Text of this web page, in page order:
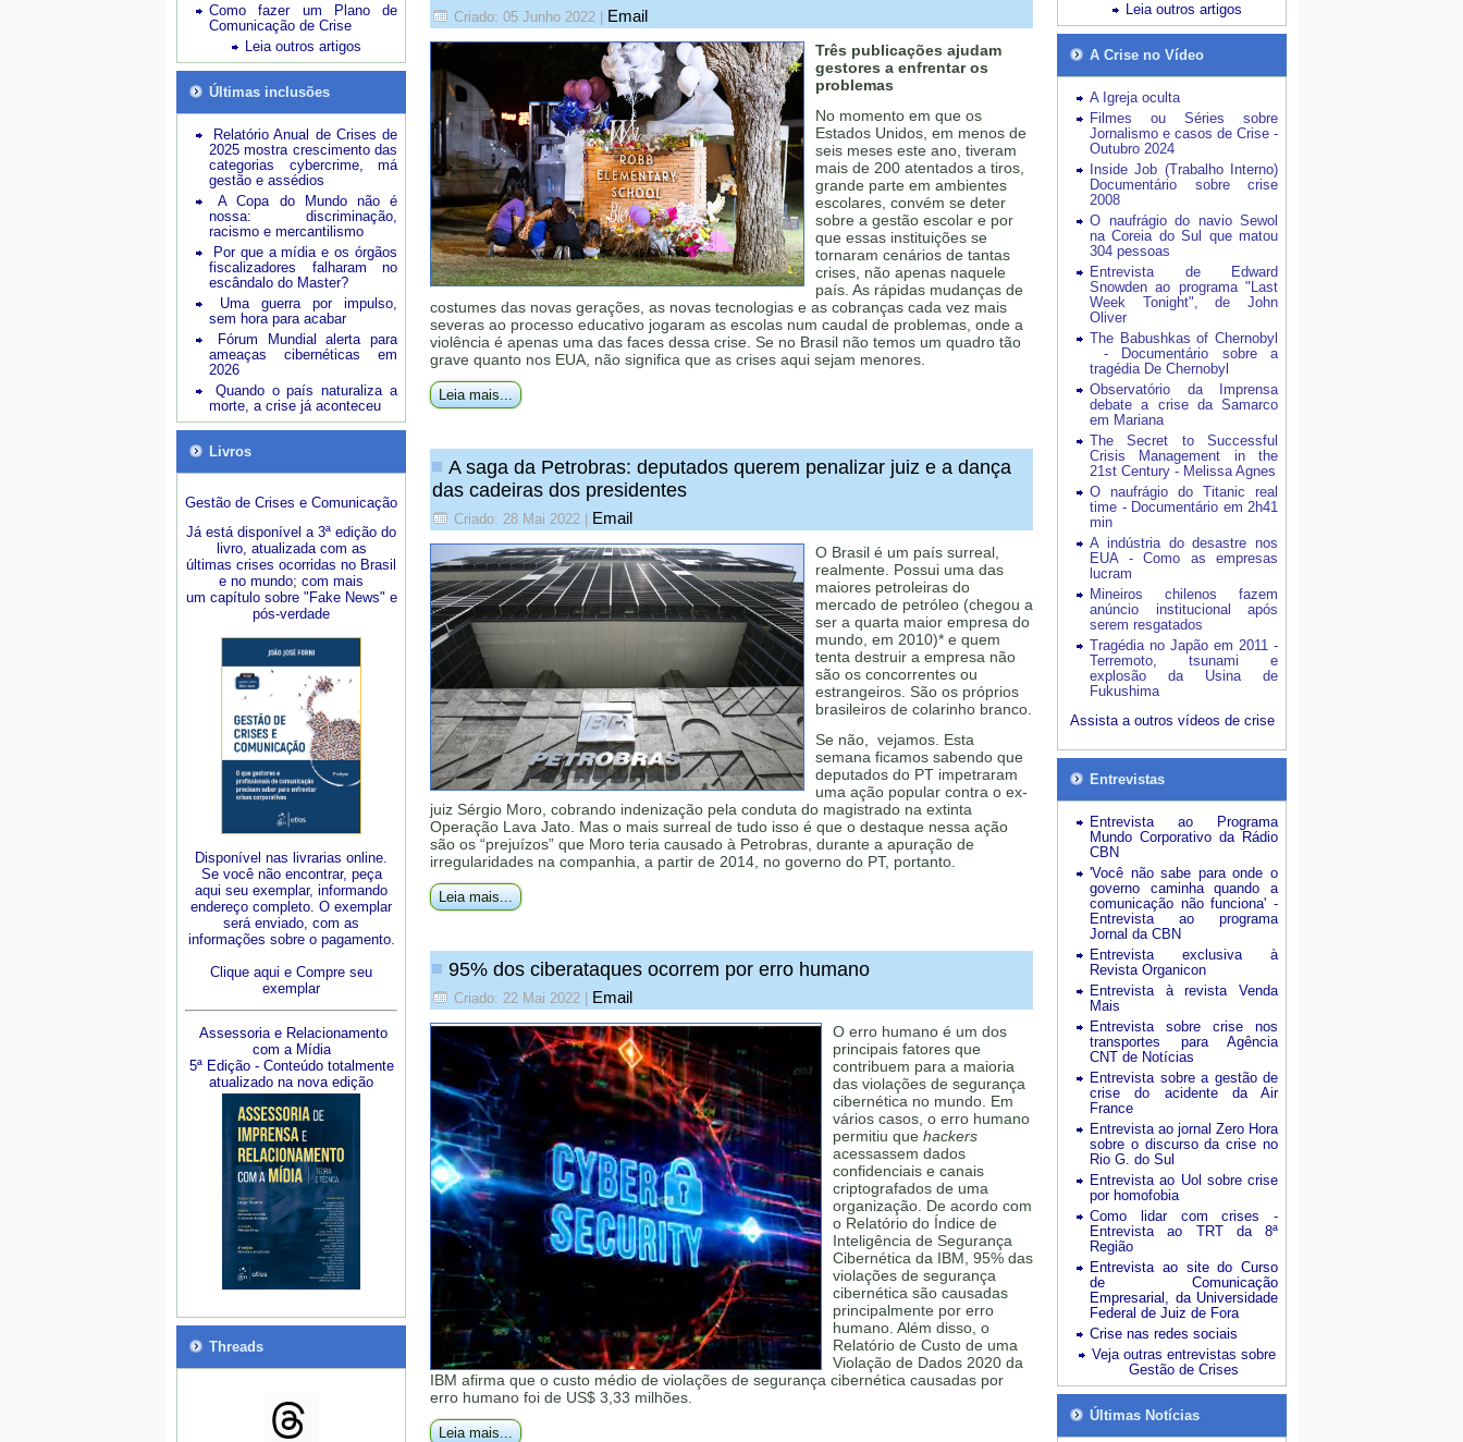
Como fazer um Plano de
Comunicação de Crise
Leia outros artigos
Últimas inclusões
Relatório Anual de Crises de
2025 mostra crescimento das
categorias cybercrime, má
gestão e assédios
A Copa do Mundo não é
nossa: discriminação,
racismo e mercantilismo
Por que a mídia e os órgãos
fiscalizadores falharam no
escândalo do Master?
Uma guerra por impulso,
sem hora para acabar
Fórum Mundial alerta para
ameaças cibernéticas em
2026
Quando o país naturaliza a
morte, a crise já aconteceu
Livros
Gestão de Crises e Comunicação
Já está disponível a 3ª edição do
livro, atualizada com as
últimas crises ocorridas no Brasil
e no mundo; com mais
um capítulo sobre "Fake News" e
pós-verdade
Disponível nas livrarias online.
Se você não encontrar, peça
aqui seu exemplar, informando
endereço completo. O exemplar
será enviado, com as
informações sobre o pagamento.
Clique aqui e Compre seu
exemplar
Assessoria e Relacionamento
com a Mídia
5ª Edição - Conteúdo totalmente
atualizado na nova edição
Threads
Criado: 05 Junho 2022 Email
Três publicações ajudam
gestores a enfrentar os
problemas
No momento em que os
Estados Unidos, em menos de
seis meses este ano, tiveram
mais de 200 atentados a tiros,
grande parte em ambientes
escolares, convém se deter
sobre a gestão escolar e por
que essas instituições se
tornaram cenários de tantas
crises, não apenas naquele
país. As rápidas mudanças de
costumes das novas gerações, as novas tecnologias e as cobranças cada vez mais
severas ao processo educativo jogaram as escolas num caudal de problemas, onde a
violência é apenas uma das faces dessa crise. Se no Brasil não temos um quadro tão
grave quanto nos EUA, não significa que as crises aqui sejam menores.
Leia mais...
A saga da Petrobras: deputados querem penalizar juiz e a dança
das cadeiras dos presidentes
Criado: 28 Mai 2022 Email
O Brasil é um país surreal,
realmente. Possui uma das
maiores petroleiras do
mercado de petróleo (chegou a
ser a quarta maior empresa do
mundo, em 2010)* e quem
tenta destruir a empresa não
são os concorrentes ou
estrangeiros. São os próprios
brasileiros de colarinho branco.
Se não, vejamos. Esta
semana ficamos sabendo que
deputados do PT impetraram
uma ação popular contra o ex-
juiz Sérgio Moro, cobrando indenização pela conduta do magistrado na extinta
Operação Lava Jato. Mas o mais surreal de tudo isso é que o destaque nessa ação
são os “prejuízos” que Moro teria causado à Petrobras, durante a apuração de
irregularidades na companhia, a partir de 2014, no governo do PT, portanto.
Leia mais...
95% dos ciberataques ocorrem por erro humano
Criado: 22 Mai 2022 Email
O erro humano é um dos
principais fatores que
contribuem para a maioria
das violações de segurança
cibernética no mundo. Em
vários casos, o erro humano
permitiu que hackers
acessassem dados
confidenciais e canais
criptografados de uma
organização. De acordo com
o Relatório do Índice de
Inteligência de Segurança
Cibernética da IBM, 95% das
violações de segurança
cibernética são causadas
principalmente por erro
humano. Além disso, o
Relatório de Custo de uma
Violação de Dados 2020 da
IBM afirma que o custo médio de violações de segurança cibernética causadas por
erro humano foi de US$ 3,33 milhões.
Leia mais...
Leia outros artigos
A Crise no Vídeo
A Igreja oculta
Filmes ou Séries sobre
Jornalismo e casos de Crise -
Outubro 2024
Inside Job (Trabalho Interno)
Documentário sobre crise
2008
O naufrágio do navio Sewol
na Coreia do Sul que matou
304 pessoas
Entrevista de Edward
Snowden ao programa "Last
Week Tonight", de John
Oliver
The Babushkas of Chernobyl
- Documentário sobre a
tragédia De Chernobyl
Observatório da Imprensa
debate a crise da Samarco
em Mariana
The Secret to Successful
Crisis Management in the
21st Century - Melissa Agnes
O naufrágio do Titanic real
time - Documentário em 2h41
min
A indústria do desastre nos
EUA - Como as empresas
lucram
Mineiros chilenos fazem
anúncio institucional após
serem resgatados
Tragédia no Japão em 2011 -
Terremoto, tsunami e
explosão da Usina de
Fukushima
Assista a outros vídeos de crise
Entrevistas
Entrevista ao Programa
Mundo Corporativo da Rádio
CBN
'Você não sabe para onde o
governo caminha quando a
comunicação não funciona' -
Entrevista ao programa
Jornal da CBN
Entrevista exclusiva à
Revista Organicon
Entrevista à revista Venda
Mais
Entrevista sobre crise nos
transportes para Agência
CNT de Notícias
Entrevista sobre a gestão de
crise do acidente da Air
France
Entrevista ao jornal Zero Hora
sobre o discurso da crise no
Rio G. do Sul
Entrevista ao Uol sobre crise
por homofobia
Como lidar com crises -
Entrevista ao TRT da 8ª
Região
Entrevista ao site do Curso
de Comunicação
Empresarial, da Universidade
Federal de Juiz de Fora
Crise nas redes sociais
Veja outras entrevistas sobre
Gestão de Crises
Últimas Notícias